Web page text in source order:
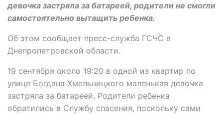
девочка застряла за батареей, родители не смогли
самостоятельно вытащить ребенка.
Об этом сообщает пресс-служба ГСЧС в
Днепропетровской области.
19 сентября около 19:20 в одной из квартир по
улице Богдана Хмельницкого маленькая девочка
застряла за батареей. Родители ребенка
обратились в Службу спасения, поскольку сами